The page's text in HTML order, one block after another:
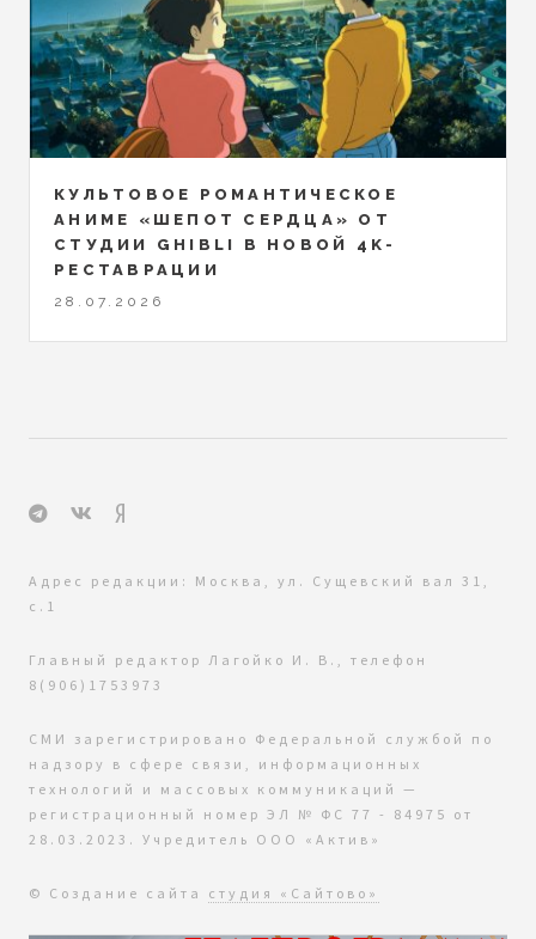
КУЛЬТОВОЕ РОМАНТИЧЕСКОЕ
АНИМЕ «ШЕПОТ СЕРДЦА» ОТ
СТУДИИ GHIBLI В НОВОЙ 4K-
РЕСТАВРАЦИИ
28.07.2026
Адрес редакции: Москва, ул. Сущевский вал 31,
с.1
Главный редактор Лагойко И. В., телефон
8(906)1753973
СМИ зарегистрировано Федеральной службой по
надзору в сфере связи, информационных
технологий и массовых коммуникаций —
регистрационный номер ЭЛ № ФС 77 - 84975 от
28.03.2023. Учредитель ООО «Актив»
© Создание сайта студия «Сайтово»